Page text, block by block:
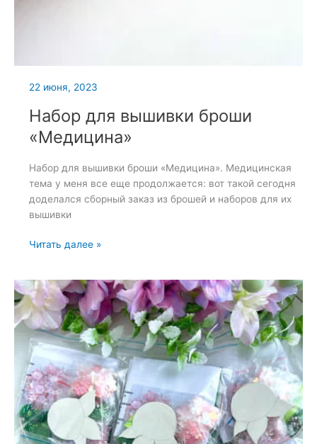
22 июня, 2023
Набор для вышивки броши
«Медицина»
Набор для вышивки броши «Медицина». Медицинская
тема у меня все еще продолжается: вот такой сегодня
доделался сборный заказ из брошей и наборов для их
вышивки
Набор
броши
«Медицина»
Читать далее »